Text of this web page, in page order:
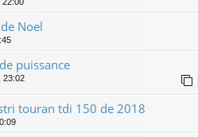
22:00
Noel
puissance
23:02
touran tdi 150 de 2018